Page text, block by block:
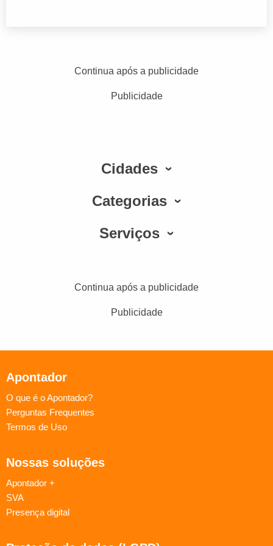
Continua após a publicidade
Publicidade
Cidades
Categorias
Serviços
Continua após a publicidade
Publicidade
Apontador
O que é o Apontador?
Perguntas Frequentes
Termos de Uso
Nossas soluções
Apontador +
SVA
Presença digital